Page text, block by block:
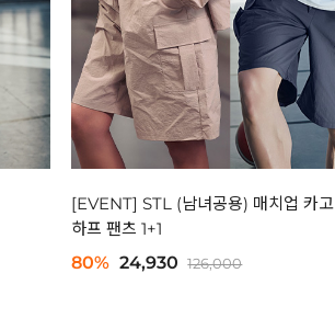
[EVENT] STL (남녀공용) 매치업 카고
하프 팬츠 1+1
80% 24,930 126,000